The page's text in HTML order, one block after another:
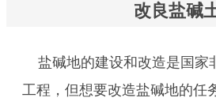
改良盐碱
盐碱地的建设和改造是国家
工程，但想要改造盐碱地的任